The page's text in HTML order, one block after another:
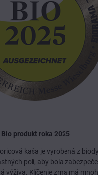
Bio produkt roka 2025
kaša je vyrobená z
polí, aby bola
výživa. Klíčenie zrna má